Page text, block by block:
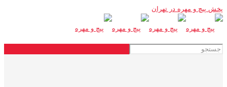
پخش پیچ و مهره در تهران